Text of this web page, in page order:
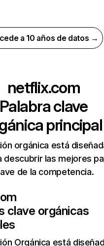
a 10 años de datos →
netflix.com
Palabra clave
principal
orgánica está
descubrir las mejores
de la competencia.
clave orgánicas
Orgánica está